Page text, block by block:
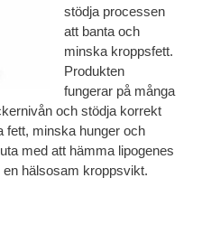
stödja processen
att banta och
minska kroppsfett.
Produkten
fungerar på många
och stödja korrekt
fett, minska hunger och
med att hämma lipogenes
hälsosam kroppsvikt.